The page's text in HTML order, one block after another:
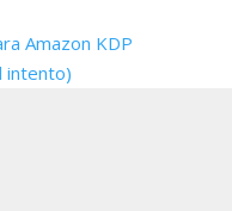
Amazon KDP
intento)